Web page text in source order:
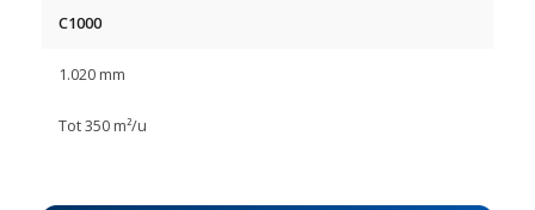
C1000
1.020 mm
Tot 350 m²/u